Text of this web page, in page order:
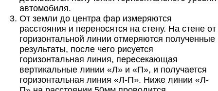
автомобиля.
От земли до центра фар измеряются
расстояния и переносятся на стену. На стене от
горизонтальной линии отмеряются полученные
результаты, после чего рисуется
горизонтальная линия, пересекающая
вертикальные линии «Л» и «П», и получается
горизонтальная линия «Л-П». Ниже линии «Л-